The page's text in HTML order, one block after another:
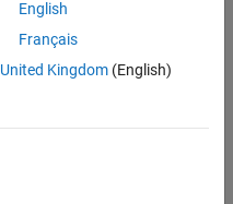
English
Français
United Kingdom(English)